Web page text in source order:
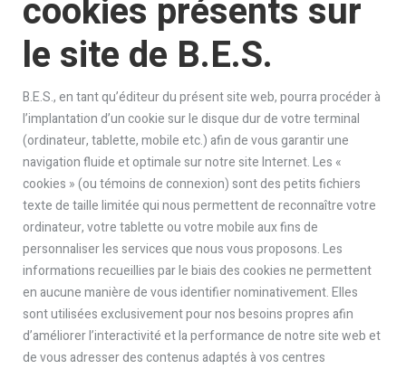
cookies présents sur
le site de B.E.S.
B.E.S., en tant qu’éditeur du présent site web, pourra procéder à
l’implantation d’un cookie sur le disque dur de votre terminal
(ordinateur, tablette, mobile etc.) afin de vous garantir une
navigation fluide et optimale sur notre site Internet. Les «
cookies » (ou témoins de connexion) sont des petits fichiers
texte de taille limitée qui nous permettent de reconnaître votre
ordinateur, votre tablette ou votre mobile aux fins de
personnaliser les services que nous vous proposons. Les
informations recueillies par le biais des cookies ne permettent
en aucune manière de vous identifier nominativement. Elles
sont utilisées exclusivement pour nos besoins propres afin
d’améliorer l’interactivité et la performance de notre site web et
de vous adresser des contenus adaptés à vos centres